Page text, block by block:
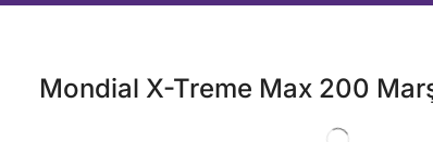
Mondial X-Treme Max 200